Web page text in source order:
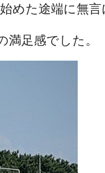
た途端に無言
足感でした。